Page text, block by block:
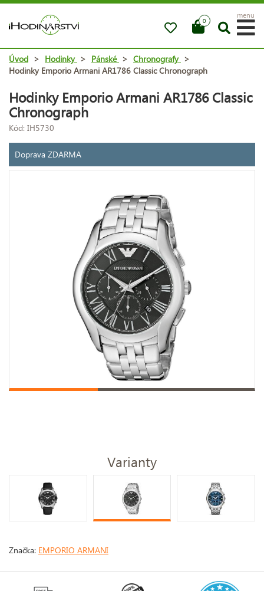
0
menu
Úvod > Hodinky > Pánské > Chronografy >
Hodinky Emporio Armani AR1786 Classic Chronograph
Hodinky Emporio Armani AR1786 Classic
Chronograph
Kód: IH5730
Doprava ZDARMA
Varianty
Značka: EMPORIO ARMANI